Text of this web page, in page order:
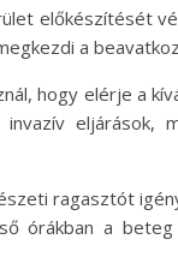
előkészítését
a
hogy elérje a
ragasztót
órákban a